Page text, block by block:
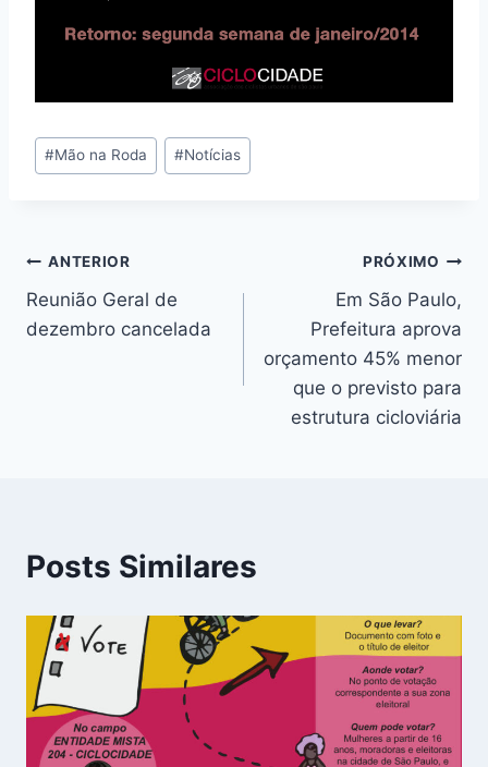
Tags
do
#Mão na Roda #Notícias
Navegação
de
ANTERIOR
Reunião Geral de
dezembro cancelada
PRÓXIMO
Em São Paulo,
Prefeitura aprova
orçamento 45% menor
que o previsto para
estrutura cicloviária
Posts Similares